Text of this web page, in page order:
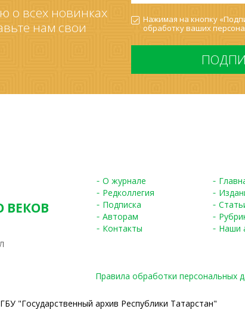
о всех новинках
нам свои
*
Согласие
на
обработку
*
Нажимая на кнопку
обработку ваших
ВЕКОВ
О журнале
Редколлегия
Подписка
Авторам
Контакты
Наши
Правила обработки персональных
ГБУ "Государственный архив Республики Татарстан"